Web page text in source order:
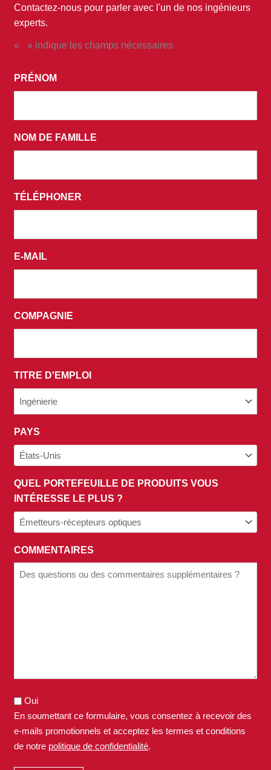
Contactez-nous pour parler avec l'un de nos ingénieurs
experts.
« * » indique les champs nécessaires
PRÉNOM *
NOM DE FAMILLE *
TÉLÉPHONER *
E-MAIL *
COMPAGNIE *
TITRE D'EMPLOI *
PAYS *
QUEL PORTEFEUILLE DE PRODUITS VOUS
INTÉRESSE LE PLUS ? *
COMMENTAIRES
EN
SOUMETTANT
FORMULAIRE,
VOUS
CONSENTEZ
DES
E-
ET
ET
POLITIQUE
DE
*
Oui
En soumettant ce formulaire, vous consentez à recevoir des
e-mails promotionnels et acceptez les termes et conditions
de notre politique de confidentialité.